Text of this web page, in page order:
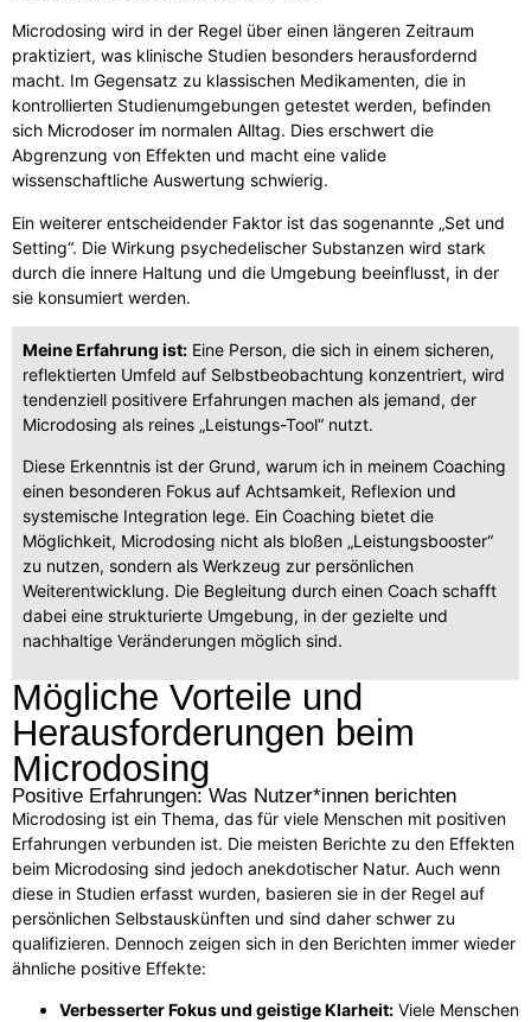
Microdosing wird in der Regel über einen längeren Zeitraum
praktiziert, was klinische Studien besonders herausfordernd
macht. Im Gegensatz zu klassischen Medikamenten, die in
kontrollierten Studienumgebungen getestet werden, befinden
sich Microdoser im normalen Alltag. Dies erschwert die
Abgrenzung von Effekten und macht eine valide
wissenschaftliche Auswertung schwierig.
Ein weiterer entscheidender Faktor ist das sogenannte „Set und
Setting“. Die Wirkung psychedelischer Substanzen wird stark
durch die innere Haltung und die Umgebung beeinflusst, in der
sie konsumiert werden.
Meine Erfahrung ist:Eine Person, die sich in einem sicheren,
reflektierten Umfeld auf Selbstbeobachtung konzentriert, wird
tendenziell positivere Erfahrungen machen als jemand, der
Microdosing als reines „Leistungs-Tool“ nutzt.
Diese Erkenntnis ist der Grund, warum ich in meinem Coaching
einen besonderen Fokus auf Achtsamkeit, Reflexion und
systemische Integration lege. Ein Coaching bietet die
Möglichkeit, Microdosing nicht als bloßen „Leistungsbooster“
zu nutzen, sondern als Werkzeug zur persönlichen
Weiterentwicklung. Die Begleitung durch einen Coach schafft
dabei eine strukturierte Umgebung, in der gezielte und
nachhaltige Veränderungen möglich sind.
Mögliche Vorteile und
Herausforderungen beim
Microdosing
Positive Erfahrungen: Was Nutzer*innen berichten
Microdosing ist ein Thema, das für viele Menschen mit positiven
Erfahrungen verbunden ist. Die meisten Berichte zu den Effekten
beim Microdosing sind jedoch anekdotischer Natur. Auch wenn
diese in Studien erfasst wurden, basieren sie in der Regel auf
persönlichen Selbstauskünften und sind daher schwer zu
qualifizieren. Dennoch zeigen sich in den Berichten immer wieder
ähnliche positive Effekte:
Verbesserter Fokus und geistige Klarheit: Viele Menschen